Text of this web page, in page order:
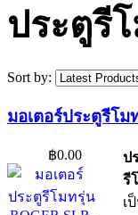
ประตูรี
Sort by:
มอเตอร์ประตูรีโม
฿0.00
ป
รี
เ